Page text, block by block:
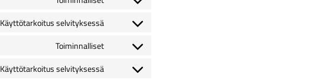
service
wordpress
Consent
service
polylang
Käyttötarkoitus selvityksessä
Consent
service
Toiminnalliset
Consent
service
Käyttötarkoitus selvityksessä
Consent